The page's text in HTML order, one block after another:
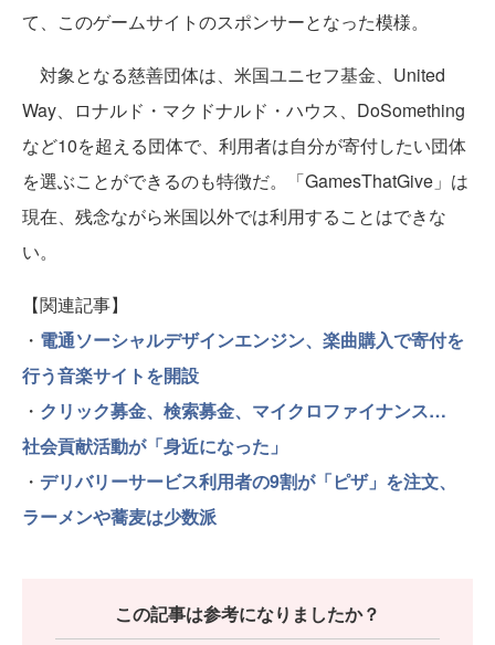
て、このゲームサイトのスポンサーとなった模様。
対象となる慈善団体は、米国ユニセフ基金、United
Way、ロナルド・マクドナルド・ハウス、DoSomething
など10を超える団体で、利用者は自分が寄付したい団体
を選ぶことができるのも特徴だ。「GamesThatGive」は
現在、残念ながら米国以外では利用することはできな
い。
【関連記事】
・ 電通ソーシャルデザインエンジン、楽曲購入で寄付を
行う音楽サイトを開設
・ クリック募金、検索募金、マイクロファイナンス…
社会貢献活動が「身近になった」
・ デリバリーサービス利用者の9割が「ピザ」を注文、
ラーメンや蕎麦は少数派
この記事は参考になりましたか？